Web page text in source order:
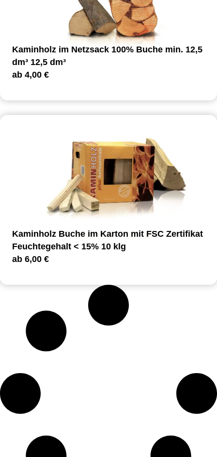
Kaminholz im Netzsack 100% Buche min. 12,5
dm³ 12,5 dm³
ab 4,00 €
Kaminholz Buche im Karton mit FSC Zertifikat
Feuchtegehalt < 15% 10 klg
ab 6,00 €